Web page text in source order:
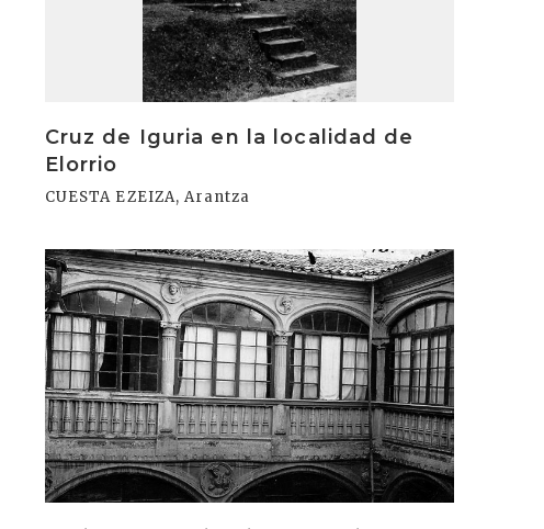
Cruz de Iguria en la localidad de
Elorrio
CUESTA EZEIZA, Arantza
Irakurri